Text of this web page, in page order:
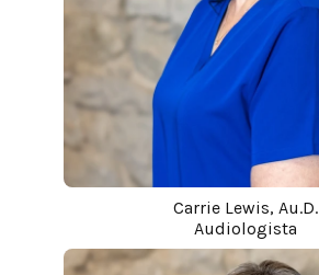
Carrie Lewis, Au.D.
Audiologista